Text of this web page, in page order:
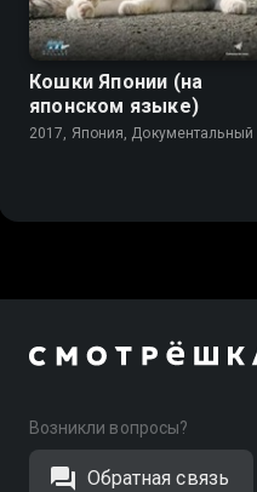
Кошки Японии (на
японском языке)
2017, Япония, Документальный
Возникли вопросы?
Обратная связь